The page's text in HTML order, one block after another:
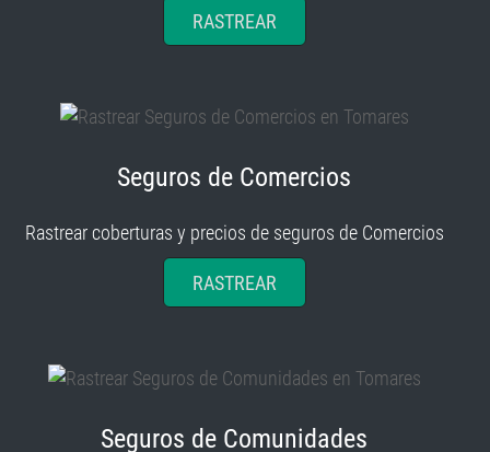
RASTREAR
Seguros de Comercios
Rastrear coberturas y precios de seguros de Comercios
RASTREAR
Seguros de Comunidades